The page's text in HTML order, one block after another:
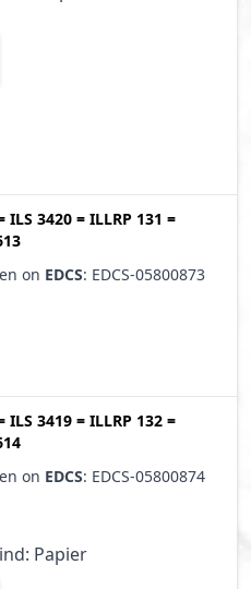
ILS 3420 = ILLRP 131 =
on EDCS: EDCS-05800873
ILS 3419 = ILLRP 132 =
on EDCS: EDCS-05800874
Papier